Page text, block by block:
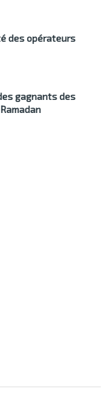
des opérateurs
gagnants des